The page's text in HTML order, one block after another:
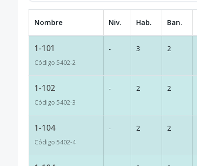
Nombre Niv. Hab. Ban.
1-101
Código 5402-2
- 3 2
1-102
Código 5402-3
- 2 2
1-104
Código 5402-4
- 2 2